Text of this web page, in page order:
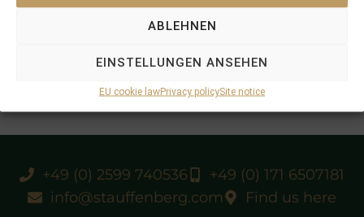
ABLEHNEN
EINSTELLUNGEN ANSEHEN
EU cookie lawPrivacy policySite notice
+49 (0) 2599 740536
+49 (0) 171 6507181
info@stauffenberg.com
Find us here